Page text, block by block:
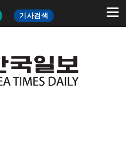
기사검색